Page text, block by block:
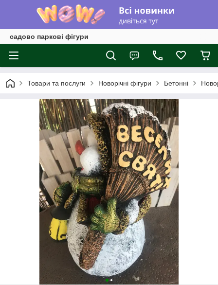
садово паркові фігури
Товари та послуги Новорічні фігури Бетонні